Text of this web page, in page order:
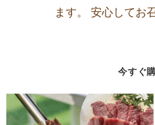
ます。 安心してお
今すぐ